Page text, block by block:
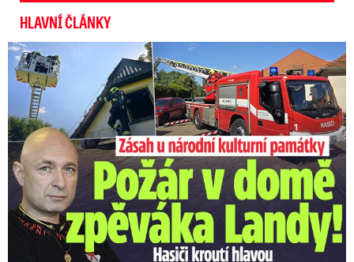
HLAVNÍ ČLÁNKY
U Daniela Landy hořelo! Hasiči kroutí hlavou